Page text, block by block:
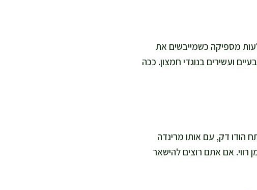
על שני דברים: כמות שומן מדודה ותיבול חכם. כף שמן זית אחת לכל 8 צלעות מספיקה כשמייבשים את
ועשירים בנוגדי חמצון. ככה
הודו דק, עם אותו מרינדה
רווי. אם אתם רוצים להישאר